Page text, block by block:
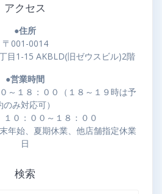
アクセス
●住所
〒001-0014
目1-15 AKBLD(旧ゼウスビル)2階
●営業時間
１８：００（１８～１９時は予
のみ対応可）
１０：００～１８：００
始、夏期休業、他店舗指定休業
日
検索